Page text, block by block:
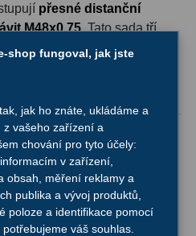
přesné distanční
M48x0.75 . Tato sada tří
do ruky flexibilní nástroj
vlaku bez kompromisů.
hliníkových distančních
(standardní 2″ filtrový závit),
všech tří kroužků
hodnot od 0,5 mm až po 2,3
- a to pouhým skládáním
shop fungoval, jak jste
jak ho znáte, ukládáme a
z vašeho zařízení a
chování pro tyto účely:
v zařízení,
obsah, měření reklamy a
publika a vývoj produktů,
poloze a identifikace pomocí
váš souhlas.